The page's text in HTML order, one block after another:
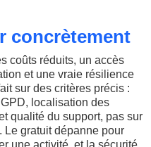
concrètement
coûts réduits, un accès
et une vraie résilience
sur des critères précis :
localisation des
qualité du support, pas sur
Le gratuit dépanne pour
une activité, et la sécurité